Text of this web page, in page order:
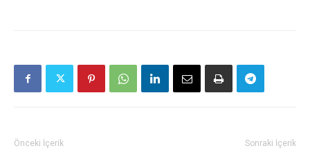
Önceki İçerik Sonraki İçerik